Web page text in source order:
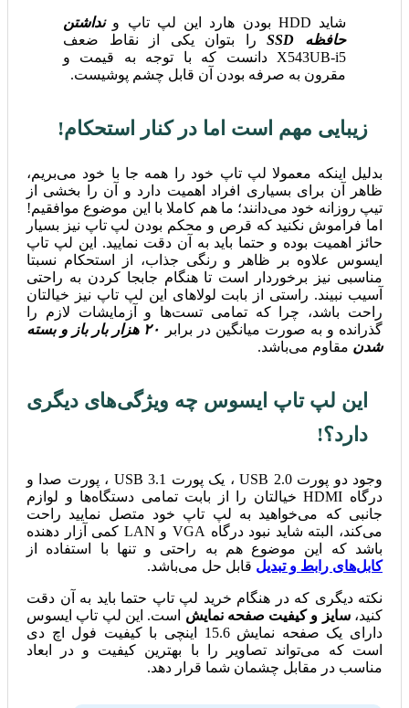
شاید HDD بودن هارد این لپ تاپ و
نداشتن
حافظه SSD
را بتوان یکی از نقاط ضعف
X543UB-i5 دانست که با توجه به قیمت و
مقرون به صرفه بودن آن قابل چشم پوشیست.
زیبایی مهم است اما در کنار استحکام!
بدلیل اینکه معمولا لپ تاپ خود را همه جا با خود می‌بریم،
ظاهر آن برای بسیاری افراد اهمیت دارد و آن را بخشی از
تیپ روزانه خود می‌دانند؛ ما هم کاملا با این موضوع موافقیم!
اما فراموش نکنید که قرص و محکم بودن لپ تاپ نیز بسیار
حائز اهمیت بوده و حتما باید به آن دقت نمایید. این لپ تاپ
ایسوس علاوه بر ظاهر و رنگی جذاب، از استحکام نسبتا
مناسبی نیز برخوردار است تا هنگام جابجا کردن به راحتی
آسیب نبیند. راستی از بابت لولاهای این لپ تاپ نیز خیالتان
راحت باشد، چرا که تمامی تست‌ها و آزمایشات لازم را
گذرانده و به صورت میانگین در برابر
۲۰ هزار بار باز و بسته
شدن مقاوم می‌باشد.
این لپ تاپ ایسوس چه ویژگی‌های دیگری
دارد؟!
وجود دو پورت USB 2.0 ، یک پورت USB 3.1 ، پورت صدا و
درگاه HDMI خیالتان را از بابت تمامی دستگاه‌ها و لوازم
جانبی که می‌خواهید به لپ تاپ خود متصل نمایید راحت
می‌کند، البته شاید نبود درگاه VGA و LAN کمی آزار دهنده
باشد که این موضوع هم به راحتی و تنها با استفاده از
کابل‌های رابط و تبدیل قابل حل می‌باشد.
نکته دیگری که در هنگام خرید لپ تاپ حتما باید به آن دقت
کنید،سایز و کیفیت صفحه نمایش است. این لپ تاپ ایسوس
دارای یک صفحه نمایش 15.6 اینچی با کیفیت فول اچ دی
است که می‌تواند تصاویر را با بهترین کیفیت و در ابعاد
مناسب در مقابل چشمان شما قرار دهد.